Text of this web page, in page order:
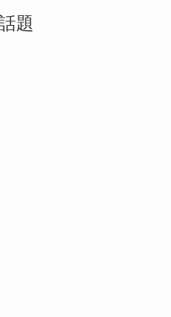
題